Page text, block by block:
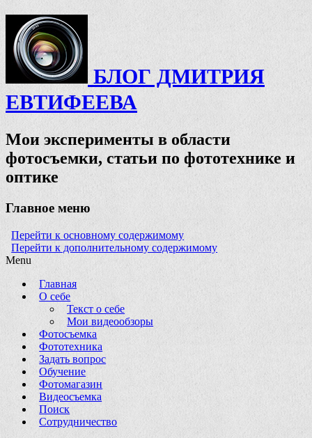
БЛОГ ДМИТРИЯ
ЕВТИФЕЕВА
Мои эксперименты в области
фотосъемки, статьи по фототехнике и
оптике
Главное меню
Перейти к основному содержимому
Перейти к дополнительному содержимому
Menu
Главная
О себе
Текст о себе
Мои видеообзоры
Фотосъемка
Фототехника
Задать вопрос
Обучение
Фотомагазин
Видеосъемка
Поиск
Сотрудничество